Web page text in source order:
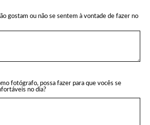
gostam ou não se sentem à vontade de fazer no
fotógrafo, possa fazer para que vocês se
no dia?